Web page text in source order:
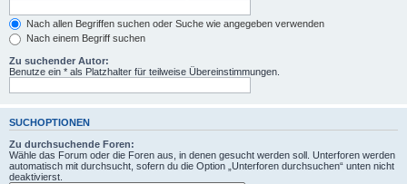
Nach allen Begriffen suchen oder Suche wie angegeben verwenden
Nach einem Begriff suchen
Zu suchender Autor:
Benutze ein * als Platzhalter für teilweise Übereinstimmungen.
SUCHOPTIONEN
Zu durchsuchende Foren:
Wähle das Forum oder die Foren aus, in denen gesucht werden soll. Unterforen werden
automatisch mit durchsucht, sofern du die Option „Unterforen durchsuchen“ unten nicht
deaktivierst.